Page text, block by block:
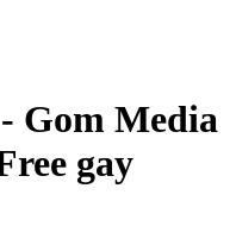
Gom Media
gay